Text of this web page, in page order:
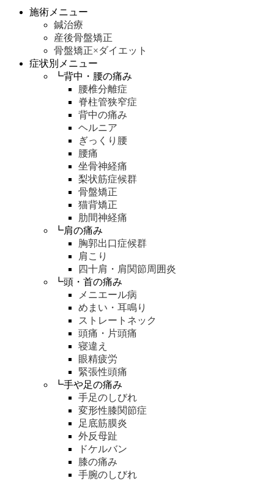
施術メニュー
鍼治療
産後骨盤矯正
骨盤矯正×ダイエット
症状別メニュー
┗背中・腰の痛み
腰椎分離症
脊柱管狭窄症
背中の痛み
ヘルニア
ぎっくり腰
腰痛
坐骨神経痛
梨状筋症候群
骨盤矯正
猫背矯正
肋間神経痛
┗肩の痛み
胸郭出口症候群
肩こり
四十肩・肩関節周囲炎
┗頭・首の痛み
メニエール病
めまい・耳鳴り
ストレートネック
頭痛・片頭痛
寝違え
眼精疲労
緊張性頭痛
┗手や足の痛み
手足のしびれ
変形性膝関節症
足底筋膜炎
外反母趾
ドケルバン
膝の痛み
手腕のしびれ